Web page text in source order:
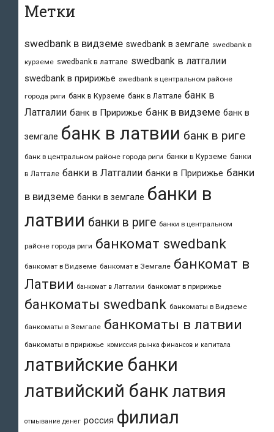
Метки
swedbank в видземе swedbank в земгале swedbank в
курземе swedbank в латгале swedbank в латгалии
swedbank в пририжье swedbank в центральном районе
города риги банк в Курземе банк в Латгале банк в
Латгалии банк в Пририжье банк в видземе банк в
земгале банк в латвии банк в риге
банк в центральном районе города риги банки в Курземе банки
в Латгале банки в Латгалии банки в Пририжье банки
в видземе банки в земгале банки в
латвии банки в риге банки в центральном
районе города риги банкомат swedbank
банкомат в Видземе банкомат в Земгале банкомат в
Латвии банкомат в Латгалии банкомат в пририжье
банкоматы swedbank банкоматы в Видземе
банкоматы в Земгале банкоматы в латвии
банкоматы в пририжье комиссия рынка финансов и капитала
латвийские банки
латвийский банк латвия
отмывание денег россия филиал